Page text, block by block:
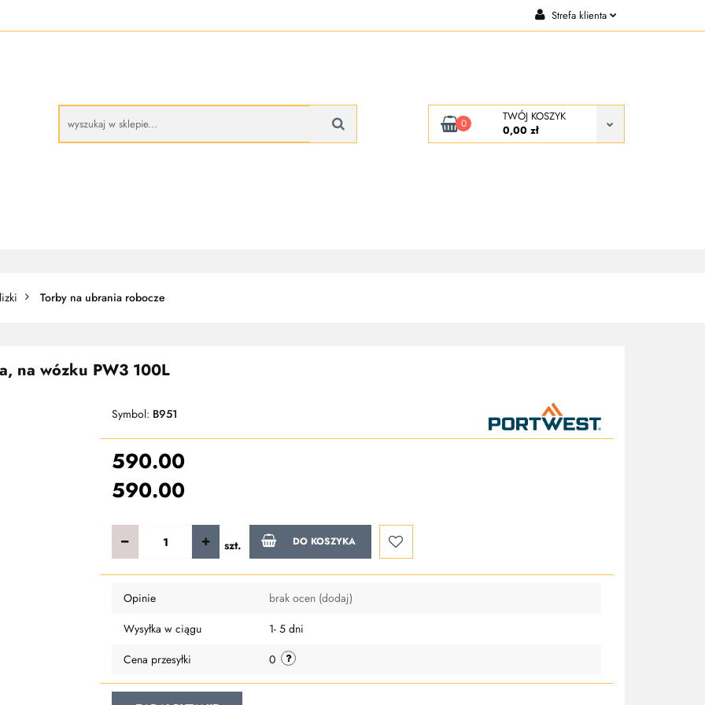
Strefa klienta
0
TWÓJ KOSZYK
0,00 zł
Torby na ubrania robocze
na wózku PW3 100L
Symbol: B951
590.00
590.00
szt. DO KOSZYKA
Do
Opinie brak ocen (dodaj)
Wysyłka w ciągu
1- 5 dni
Cena przesyłki
0